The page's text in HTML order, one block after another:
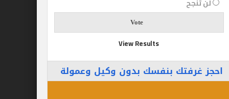
View Results
بنفسك بدون وكيل وعمولة